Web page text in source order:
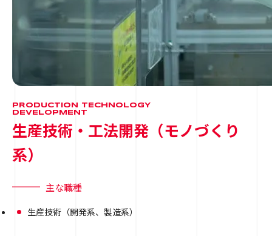
PRODUCTION TECHNOLOGY
DEVELOPMENT
生産技術・工法開発（モノづくり
系）
主な職種
生産技術（開発系、製造系）